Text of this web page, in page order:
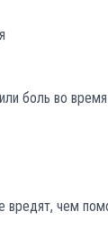
боль во
чем